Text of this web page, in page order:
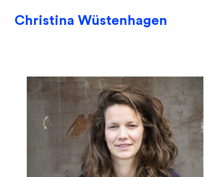
Christina Wüstenhagen